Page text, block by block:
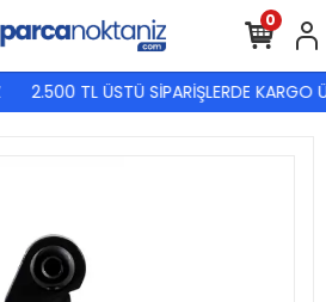
2.500 TL ÜSTÜ SİPARİŞLERDE KARGO
0